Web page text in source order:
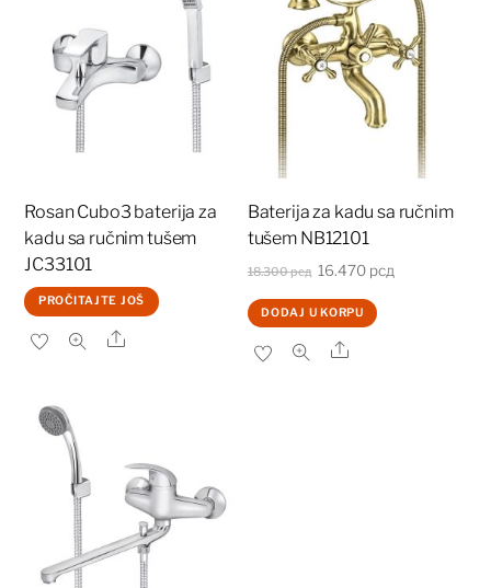
Rosan Cubo3 baterija za
kadu sa ručnim tušem
JC33101
PROČITAJTE JOŠ
Share
Baterija za kadu sa ručnim
tušem NB12101
18.300рсд Originalna
cena
je
bila:
16.470 рсд
DODAJ U KORPU
Share